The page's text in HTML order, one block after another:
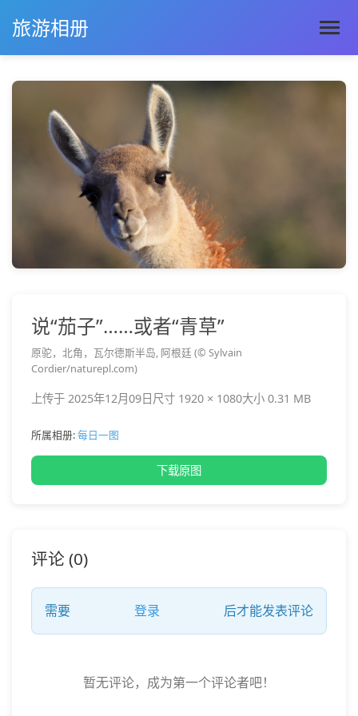
旅游相册
说“茄子”……或者“青草”
原驼，北角，瓦尔德斯半岛, 阿根廷 (© Sylvain
Cordier/naturepl.com)
上传于 2025年12月09日尺寸 1920 × 1080大小 0.31 MB
所属相册:每日一图
下载原图
评论 (0)
需要 登录 后才能发表评论
暂无评论，成为第一个评论者吧！